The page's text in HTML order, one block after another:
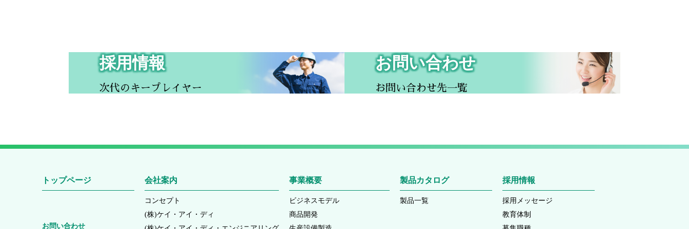
採用情報
次代のキープレイヤー
お問い合わせ
お問い合わせ先一覧
トップページ
お問い合わせ
会社案内
コンセプト
(株)ケイ・アイ・ディ
事業概要
ビジネスモデル
商品開発
製品カタログ
製品一覧
採用情報
採用メッセージ
教育体制